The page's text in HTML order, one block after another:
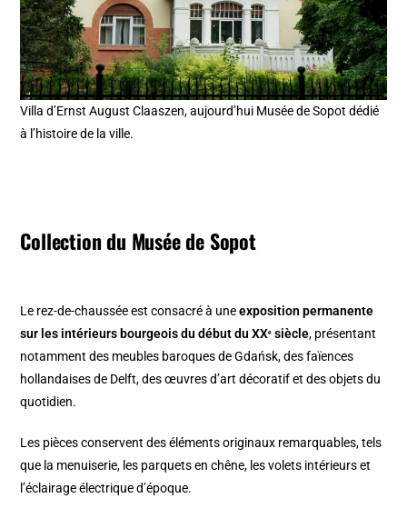
Villa d’Ernst August Claaszen, aujourd’hui Musée de Sopot dédié
à l’histoire de la ville.
Collection du Musée de Sopot
Le rez-de-chaussée est consacré à uneexposition permanente
sur les intérieurs bourgeois du début du XXᵉ siècle, présentant
notamment des meubles baroques de Gdańsk, des faïences
hollandaises de Delft, des œuvres d’art décoratif et des objets du
quotidien.
Les pièces conservent des éléments originaux remarquables, tels
que la menuiserie, les parquets en chêne, les volets intérieurs et
l’éclairage électrique d’époque.